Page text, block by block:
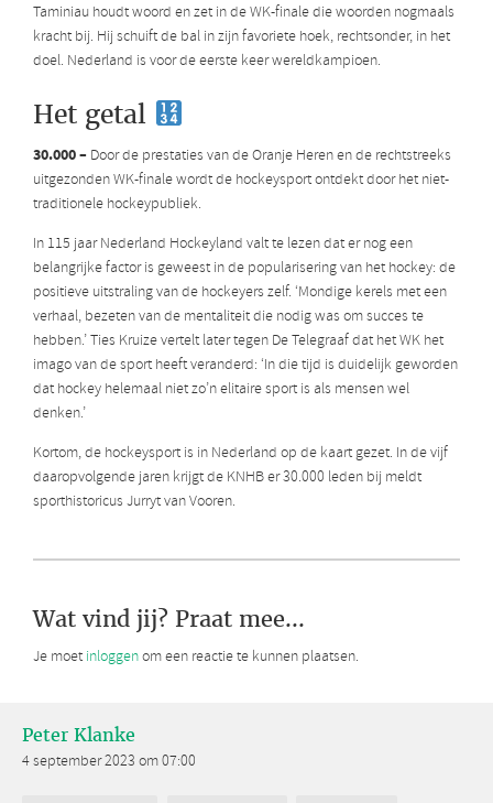
Taminiau houdt woord en zet in de WK-finale die woorden nogmaals
kracht bij. Hij schuift de bal in zijn favoriete hoek, rechtsonder, in het
doel. Nederland is voor de eerste keer wereldkampioen.
Het getal
30.000 – Door de prestaties van de Oranje Heren en de rechtstreeks
uitgezonden WK-finale wordt de hockeysport ontdekt door het niet-
traditionele hockeypubliek.
In 115 jaar Nederland Hockeyland valt te lezen dat er nog een
belangrijke factor is geweest in de popularisering van het hockey: de
positieve uitstraling van de hockeyers zelf. ‘Mondige kerels met een
verhaal, bezeten van de mentaliteit die nodig was om succes te
hebben.’ Ties Kruize vertelt later tegen De Telegraaf dat het WK het
imago van de sport heeft veranderd: ‘In die tijd is duidelijk geworden
dat hockey helemaal niet zo’n elitaire sport is als mensen wel
denken.’
Kortom, de hockeysport is in Nederland op de kaart gezet. In de vijf
daaropvolgende jaren krijgt de KNHB er 30.000 leden bij meldt
sporthistoricus Jurryt van Vooren.
Wat vind jij? Praat mee...
Je moet inloggenom een reactie te kunnen plaatsen.
Peter Klanke
4 september 2023 om 07:00